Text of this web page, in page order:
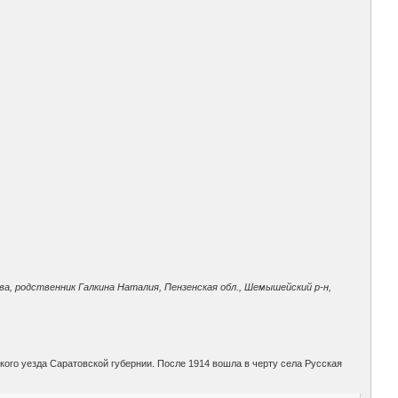
родственник Галкина Наталия, Пензенская обл., Шемышейский р-н,
уезда Саратовской губернии. После 1914 вошла в черту села Русская